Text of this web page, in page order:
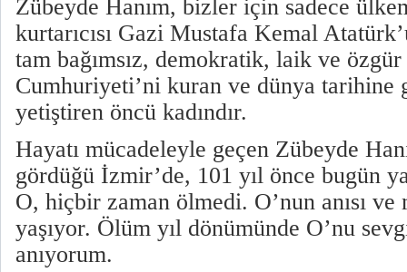
Zübeyde Hanım, bizler için sadece
kurtarıcısı Gazi Mustafa Kemal
tam bağımsız, demokratik, laik ve
Cumhuriyeti’ni kuran ve dünya tarihine
yetiştiren öncü kadındır.
Hayatı mücadeleyle geçen Zübeyde
gördüğü İzmir’de, 101 yıl önce bugün
O, hiçbir zaman ölmedi. O’nun anısı
yaşıyor. Ölüm yıl dönümünde O’nu
anıyorum.